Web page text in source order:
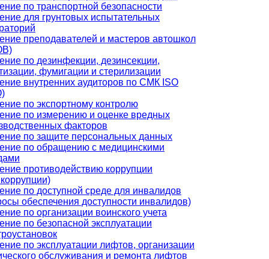
по транспортной безопасности
для грунтовых испытательных
преподавателей и мастеров автошкол
по дезинфекции, дезинсекции,
фумигации и стерилизации
внутренних аудиторов по СМК ISO
по экспортному контролю
по измерению и оценке вредных
факторов
по защите персональных данных
по обращению с медицинскими
противодействию коррупции
по доступной среде для инвалидов
обеспечения доступности инвалидов)
по организации воинского учета
по безопасной эксплуатации
по эксплуатации лифтов, организации
обслуживания и ремонта лифтов